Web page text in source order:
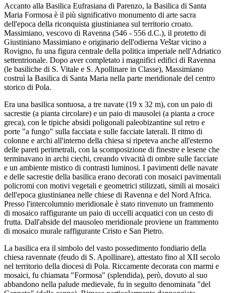
Accanto alla Basilica Eufrasiana di Parenzo, la Basilica di Santa
Maria Formosa è il più significativo monumento di arte sacra
dell'epoca della riconquista giustinianea sul territorio croato.
Massimiano, vescovo di Ravenna (546 - 556 d.C.), il protetto di
Giustiniano Massimiano e originario dell'odierna Veštar vicino a
Rovigno, fu una figura centrale della politica imperiale nell'Adriatico
settentrionale. Dopo aver completato i magnifici edifici di Ravenna
(le basiliche di S. Vitale e S. Apollinare in Classe), Massimiano
costruì la Basilica di Santa Maria nella parte meridionale del centro
storico di Pola.
Era una basilica sontuosa, a tre navate (19 x 32 m), con un paio di
sacrestie (a pianta circolare) e un paio di mausolei (a pianta a croce
greca), con le tipiche absidi poligonali paleobizantine sul retro e
porte "a fungo" sulla facciata e sulle facciate laterali. Il ritmo di
colonne e archi all'interno della chiesa si ripeteva anche all'esterno
delle pareti perimetrali, con la scomposizione di finestre e lesene che
terminavano in archi ciechi, creando vivacità di ombre sulle facciate
e un ambiente mistico di contrasti luminosi. I pavimenti delle navate
e delle sacrestie della basilica erano decorati con mosaici pavimentali
policromi con motivi vegetali e geometrici stilizzati, simili ai mosaici
dell'epoca giustinianea nelle chiese di Ravenna e del Nord Africa.
Presso l'intercolumnio meridionale è stato rinvenuto un frammento
di mosaico raffigurante un paio di uccelli acquatici con un cesto di
frutta. Dall'abside del mausoleo meridionale proviene un frammento
di mosaico murale raffigurante Cristo e San Pietro.
La basilica era il simbolo del vasto possedimento fondiario della
chiesa ravennate (feudo di S. Apollinare), attestato fino al XII secolo
nel territorio della diocesi di Pola. Riccamente decorata con marmi e
mosaici, fu chiamata "Formosa" (splendida), però, dovuto al suo
abbandono nella palude medievale, fu in seguito denominata "del